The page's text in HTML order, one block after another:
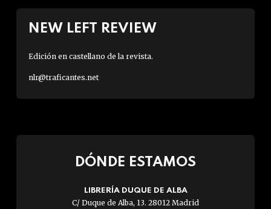
NEW LEFT REVIEW
Edición en castellano de la revista.
nlr@traficantes.net
DÓNDE ESTAMOS
LIBRERÍA DUQUE DE ALBA
C/ Duque de Alba, 13. 28012 Madrid